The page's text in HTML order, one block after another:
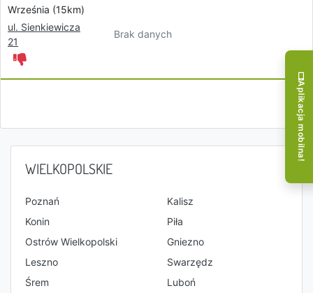
Września (15km)
ul. Sienkiewicza
21
Brak danych
WIELKOPOLSKIE
Poznań
Kalisz
Konin
Piła
Ostrów Wielkopolski
Gniezno
Leszno
Swarzędz
Śrem
Luboń
Aplikacja mobilna!